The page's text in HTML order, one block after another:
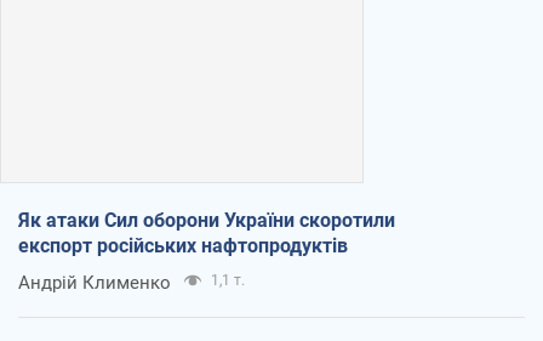
Як атаки Сил оборони України скоротили
експорт російських нафтопродуктів
Андрій Клименко 1,1 т.